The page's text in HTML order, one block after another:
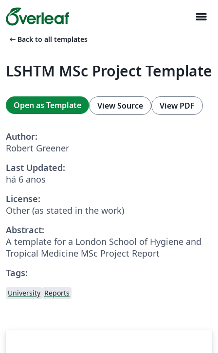
menu
arrow_left_alt Back to all templates
LSHTM MSc Project Template
Open as Template View Source View PDF
Author:
Robert Greener
Last Updated:
há 6 anos
License:
Other (as stated in the work)
Abstract:
A template for a London School of Hygiene and
Tropical Medicine MSc Project Report
Tags:
University Reports